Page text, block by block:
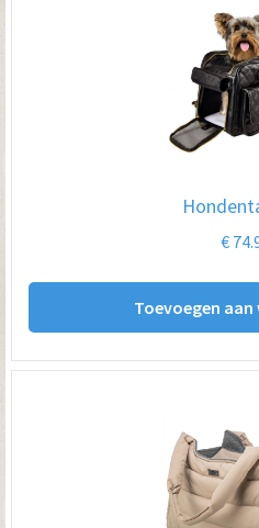
€
Toevoegen